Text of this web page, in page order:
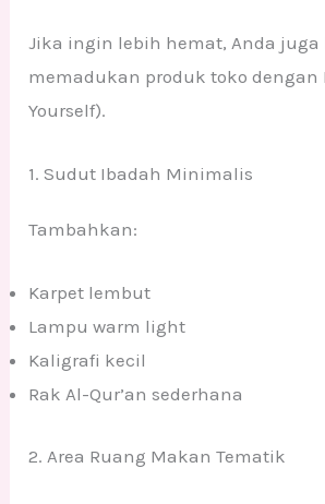
Jika ingin lebih hemat, Anda juga
memadukan produk toko dengan
Yourself).
1. Sudut Ibadah Minimalis
Tambahkan:
Karpet lembut
Lampu warm light
Kaligrafi kecil
Rak Al-Qur’an sederhana
2. Area Ruang Makan Tematik